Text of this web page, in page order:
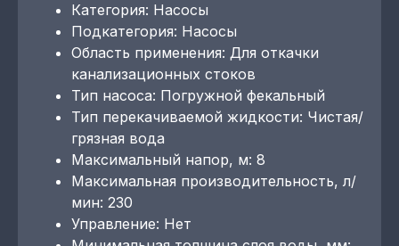
Категория: Насосы
Подкатегория: Насосы
Область применения: Для откачки
канализационных стоков
Тип насоса: Погружной фекальный
Тип перекачиваемой жидкости: Чистая/
грязная вода
Максимальный напор, м: 8
Максимальная производительность, л/
мин: 230
Управление: Нет